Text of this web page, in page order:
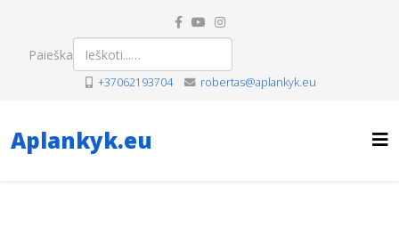
Paieška
+37062193704 robertas@aplankyk.eu
Aplankyk.eu